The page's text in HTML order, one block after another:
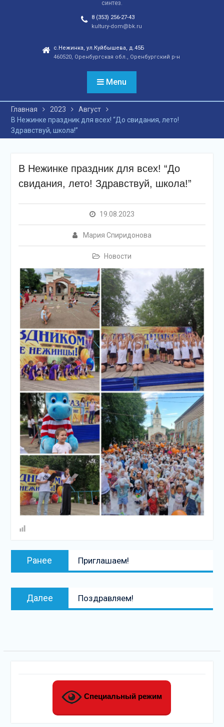
отношений, а также
сохранения
этнокультурного
народной культуры
незаметно вышли на
и это доказано большой
творческих коллективов
села и большой
красочной школьной
ярмаркой. В финале
лотерея и все кто принял
участие, получили
спонсоров в виде
упаковок
подсолнечного масла и
муки.
Дом культуры
приглашает!
Наша землячка стала
финалисткой
Всероссийского
конкурса «Библиотекарь
года – 2025»
синтез.
8 (353) 256-27-43
kultury-dom@bk.ru
с.Нежинка, ул.Куйбышева, д.45Б
460520, Оренбургская обл., Оренбургский р-н
Menu
Главная 2023
Август
В Нежинке праздник для всех! “До свидания, лето!
Здравствуй, школа!”
В Нежинке праздник для всех! “До
свидания, лето! Здравствуй, школа!”
19.08.2023
Мария Спиридонова
Новости
Навигация
Ранее
запись:
Приглашаем!
Далее
запись
Поздравляем!
Специальный режим